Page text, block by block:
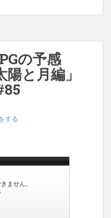
の予感
陽と月編」
する